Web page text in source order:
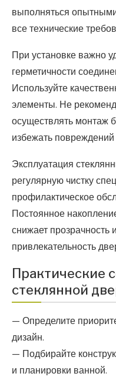
выполняться
все технические
При установке важно
герметичности
Используйте
элементы. Не
осуществлять монтаж
избежать повреждений
Эксплуатация
регулярную чистку
профилактическое
Постоянное
снижает прозрачность
привлекательность
Практические
стеклянной
— Определите
дизайн.
— Подбирайте
и планировки ванной.